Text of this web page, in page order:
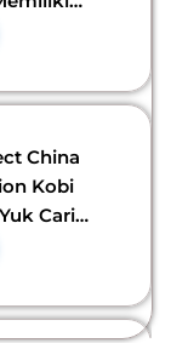
2027!
China
Kobi